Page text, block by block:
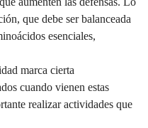
que debe ser balanceada
esenciales,
marca cierta
cuando vienen estas
realizar actividades que